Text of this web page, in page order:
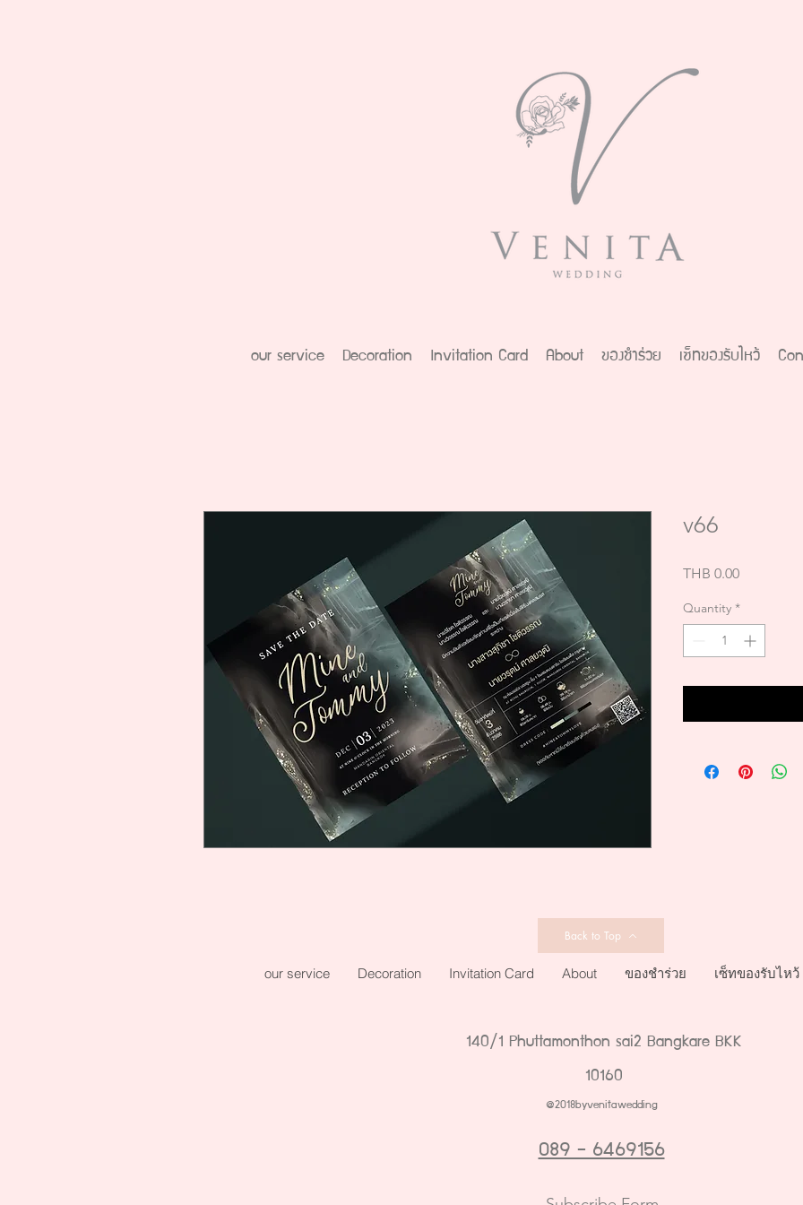
our service Decoration Invitation Card About ของชำร่วย เซ็ทของรับไหว้
v66
THB 0.00Price
Quantity *
Back to Top
our service Decoration Invitation Card About ของชำร่วย เซ็ทของรับไหว้
140/1 Phuttamonthon sai2 Bangkare BKK
10160
@2018byvenitawedding
089 - 6469156